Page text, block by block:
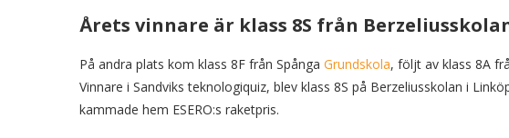
Årets vinnare är klass 8S från
På andra plats kom klass 8F från Spånga Grundskola, följt av klass 8A
Vinnare i Sandviks teknologiquiz, blev klass 8S på Berzeliusskolan i
kammade hem ESERO:s raketpris.